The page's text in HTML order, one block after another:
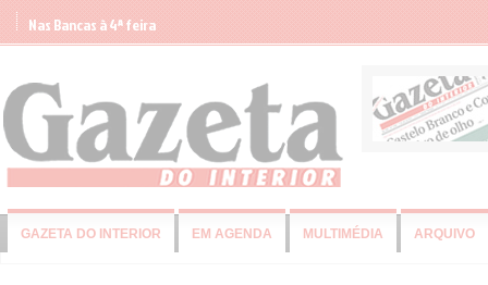
Nas Bancas à 4ª feira
GAZETA DO INTERIOR EM AGENDA MULTIMÉDIA ARQUIVO